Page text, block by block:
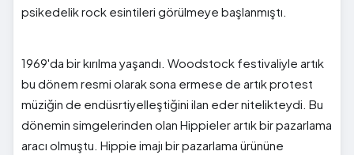
psikedelik rock esintileri görülmeye başlanmıştı.
1969'da bir kırılma yaşandı. Woodstock festivaliyle artık
bu dönem resmi olarak sona ermese de artık protest
müziğin de endüsrtiyelleştiğini ilan eder nitelikteydi. Bu
dönemin simgelerinden olan Hippieler artık bir pazarlama
aracı olmuştu. Hippie imajı bir pazarlama ürününe